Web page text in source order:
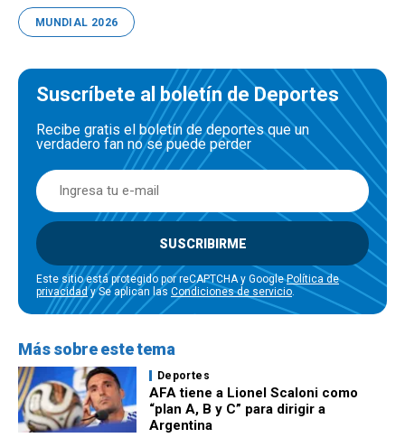
MUNDIAL 2026
Suscríbete al boletín de Deportes
Recibe gratis el boletín de deportes que un
verdadero fan no se puede perder
SUSCRIBIRME
Este sitio está protegido por reCAPTCHA y GooglePolítica de
privacidady Se aplican las Condiciones de servicio.
Más sobre este tema
Deportes
AFA tiene a Lionel Scaloni como
“plan A, B y C” para dirigir a
Argentina